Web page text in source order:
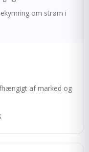
om strøm i
af marked og